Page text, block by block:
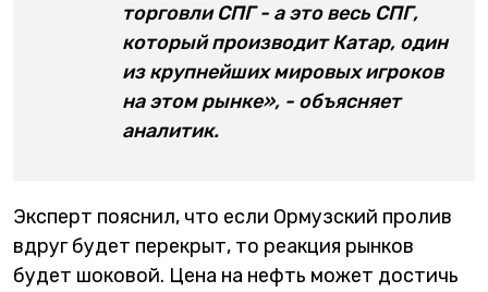
торговли СПГ - а это весь СПГ,
который производит Катар, один
из крупнейших мировых игроков
на этом рынке», - объясняет
аналитик.
Эксперт пояснил, что если Ормузский пролив
вдруг будет перекрыт, то реакция рынков
будет шоковой. Цена на нефть может достичь